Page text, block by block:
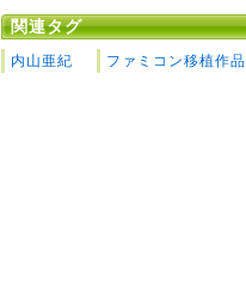
関連タグ
内山亜紀 ファミコン移植作品